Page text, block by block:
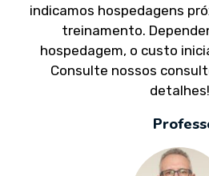
indicamos hospedagens
treinamento.
hospedagem, o custo
Consulte nossos
detalhes!